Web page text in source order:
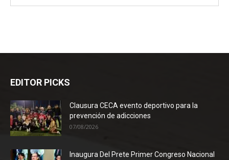
EDITOR PICKS
Clausura CECA evento deportivo para la
prevención de adicciones
07/08/2026
Inaugura Del Prete Primer Congreso Nacional